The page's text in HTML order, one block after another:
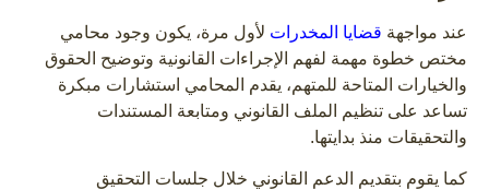
عند مواجهة قضايا المخدرات لأول مرة، يكون وجود محامي
مختص خطوة مهمة لفهم الإجراءات القانونية وتوضيح الحقوق
والخيارات المتاحة للمتهم، يقدم المحامي استشارات مبكرة
تساعد على تنظيم الملف القانوني ومتابعة المستندات
والتحقيقات منذ بدايتها.
كما يقوم بتقديم الدعم القانوني خلال جلسات التحقيق